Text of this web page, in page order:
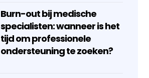
Burn-out bij medische
specialisten: wanneer is het
tijd om professionele
ondersteuning te zoeken?